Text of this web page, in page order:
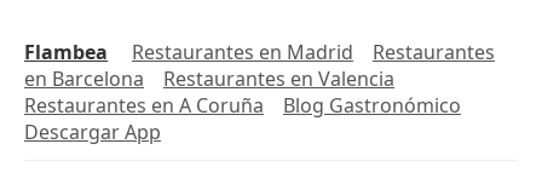
Flambea Restaurantes en Madrid
Restaurantes
en Barcelona
Restaurantes en Valencia
Restaurantes en A Coruña
Blog Gastronómico
Descargar App